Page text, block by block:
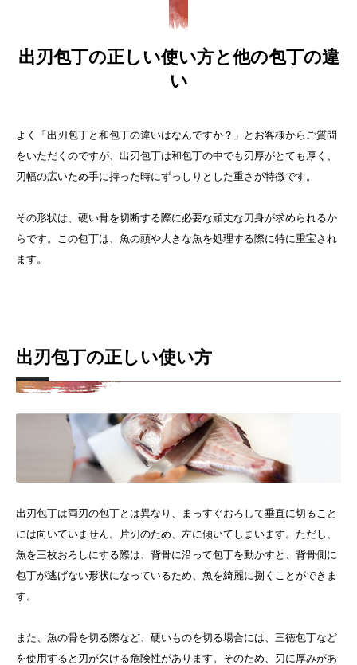
出刃包丁の正しい使い方と他の包丁の違
い
よく「出刃包丁と和包丁の違いはなんですか？」とお客様からご質問
をいただくのですが、出刃包丁は和包丁の中でも刃厚がとても厚く、
刃幅の広いため手に持った時にずっしりとした重さが特徴です。
その形状は、硬い骨を切断する際に必要な頑丈な刀身が求められるか
らです。この包丁は、魚の頭や大きな魚を処理する際に特に重宝され
ます。
出刃包丁の正しい使い方
出刃包丁は両刃の包丁とは異なり、まっすぐおろして垂直に切ること
には向いていません。片刃のため、左に傾いてしまいます。 ただし、
魚を三枚おろしにする際は、背骨に沿って包丁を動かすと、背骨側に
包丁が逃げない形状になっているため、魚を綺麗に捌くことができま
す。
また、魚の骨を切る際など、硬いものを切る場合には、三徳包丁など
を使用すると刃が欠ける危険性があります。そのため、刃に厚みがあ